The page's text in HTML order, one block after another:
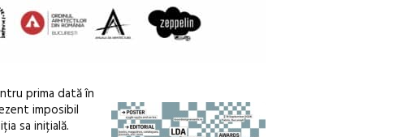
prima dată în
imposibil
sa inițială.